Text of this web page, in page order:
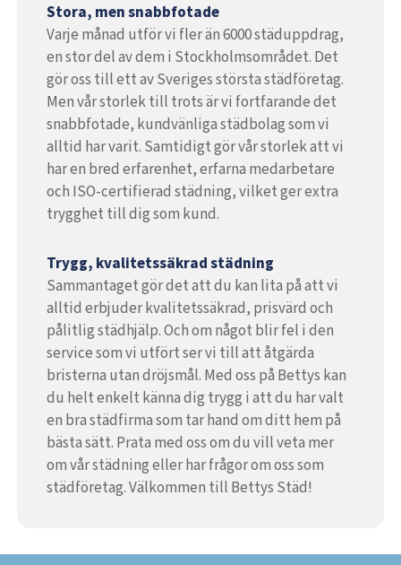
Stora, men snabbfotade
Varje månad utför vi fler än 6000 städuppdrag,
en stor del av dem i Stockholmsområdet. Det
gör oss till ett av Sveriges största städföretag.
Men vår storlek till trots är vi fortfarande det
snabbfotade, kundvänliga städbolag som vi
alltid har varit. Samtidigt gör vår storlek att vi
har en bred erfarenhet, erfarna medarbetare
och ISO-certifierad städning, vilket ger extra
trygghet till dig som kund.
Trygg, kvalitetssäkrad städning
Sammantaget gör det att du kan lita på att vi
alltid erbjuder kvalitetssäkrad, prisvärd och
pålitlig städhjälp. Och om något blir fel i den
service som vi utfört ser vi till att åtgärda
bristerna utan dröjsmål. Med oss på Bettys kan
du helt enkelt känna dig trygg i att du har valt
en bra städfirma som tar hand om ditt hem på
bästa sätt. Prata med oss om du vill veta mer
om vår städning eller har frågor om oss som
städföretag. Välkommen till Bettys Städ!